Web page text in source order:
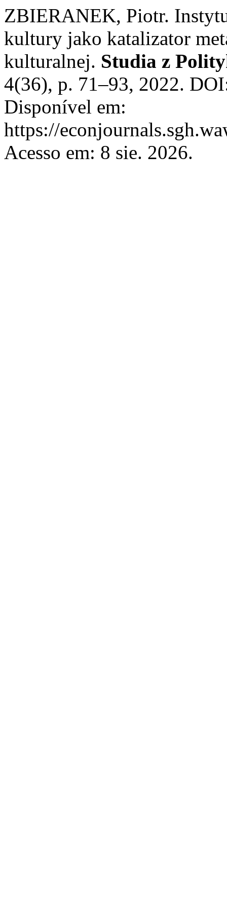
ZBIERANEK, Piotr.
kultury jako katalizator
kulturalnej. Studia z
4(36), p. 71–93, 2022.
Disponível em:
https://
Acesso em: 8 sie. 2026.